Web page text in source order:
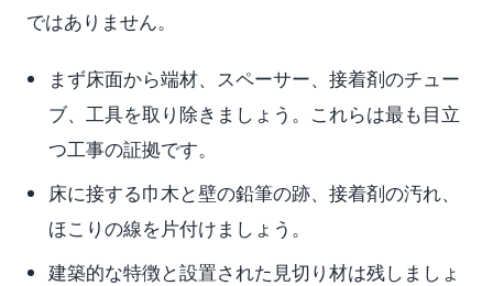
ではありません。
まず床面から端材、スペーサー、接着剤のチュー
ブ、工具を取り除きましょう。これらは最も目立
つ工事の証拠です。
床に接する巾木と壁の鉛筆の跡、接着剤の汚れ、
ほこりの線を片付けましょう。
建築的な特徴と設置された見切り材は残しましょ